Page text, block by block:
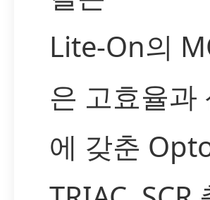
Lite-On의
은 고효율과
에 갖춘